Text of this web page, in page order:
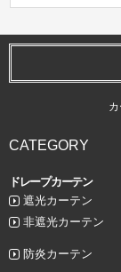
CATEGORY
ドレープカーテン
遮光カーテン
非遮光カーテン
防炎カーテン